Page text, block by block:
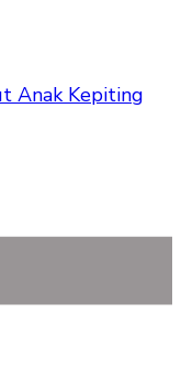
Anak Kepiting